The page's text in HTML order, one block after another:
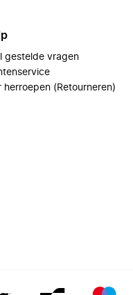
gestelde vragen
herroepen (Retourneren)